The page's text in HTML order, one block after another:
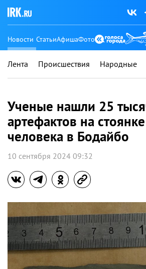
Новости СтатьиАфишаФото
Лента Происшествия Народные
Ученые нашли 25
артефактов на
человека в Бодайбо
10 сентября 2024 09:32